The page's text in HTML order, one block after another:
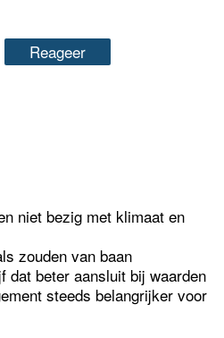
Reageer
niet bezig met klimaat en
zouden van baan
dat beter aansluit bij waarden
steeds belangrijker voor